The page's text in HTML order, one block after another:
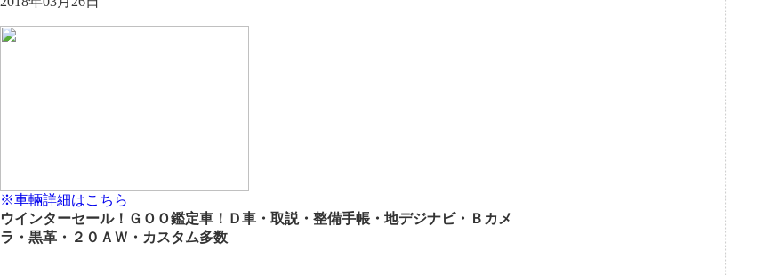
※車輛詳細はこちら
ウインターセール！ＧＯＯ鑑定車！Ｄ車・取説・整備手帳・地デジナビ・Ｂカメ
ラ・黒革・２０ＡＷ・カスタム多数